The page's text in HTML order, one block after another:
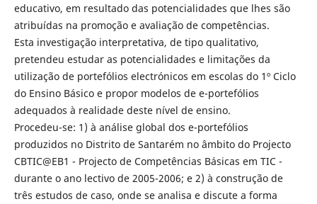
educativo, em resultado das potencialidades que lhes são
atribuídas na promoção e avaliação de competências.
Esta investigação interpretativa, de tipo qualitativo,
pretendeu estudar as potencialidades e limitações da
utilização de portefólios electrónicos em escolas do 1º Ciclo
do Ensino Básico e propor modelos de e-portefólios
adequados à realidade deste nível de ensino.
Procedeu-se: 1) à análise global dos e-portefólios
produzidos no Distrito de Santarém no âmbito do Projecto
CBTIC@EB1 - Projecto de Competências Básicas em TIC -
durante o ano lectivo de 2005-2006; e 2) à construção de
três estudos de caso, onde se analisa e discute a forma